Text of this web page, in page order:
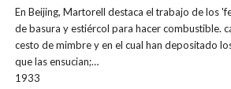
En Beijing, Martorell destaca el trabajo de los
de basura y estiércol para hacer combustible.
cesto de mimbre y en el cual han depositado
que las ensucian;…
1933